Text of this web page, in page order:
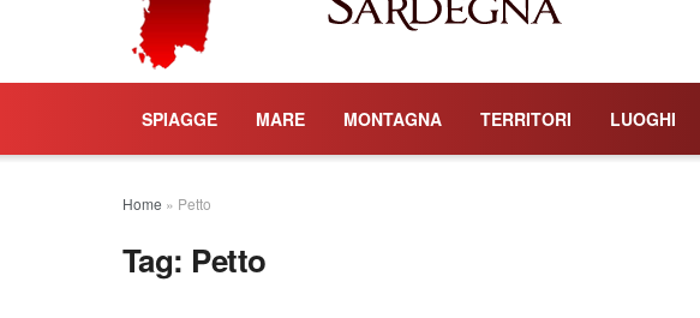
SPIAGGE MARE MONTAGNA TERRITORI LUOGHI
Home » Petto
Tag: Petto